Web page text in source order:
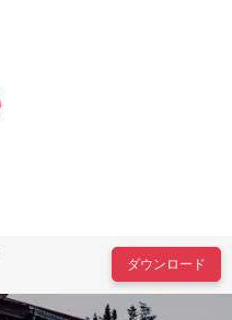
ダウンロード